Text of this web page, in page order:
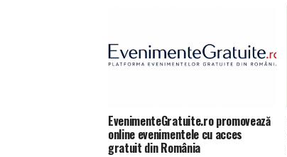
EvenimenteGratuite.ro promovează
online evenimentele cu acces
gratuit din România